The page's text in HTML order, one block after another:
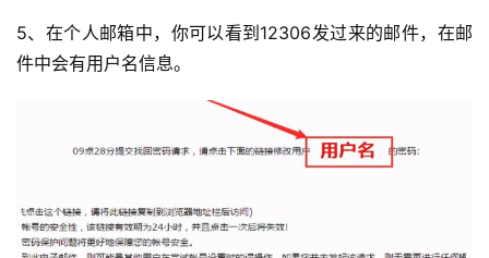
投
5、在个人邮箱中，你可以看到12306发过来的邮件，在邮
件中会有用户名信息。